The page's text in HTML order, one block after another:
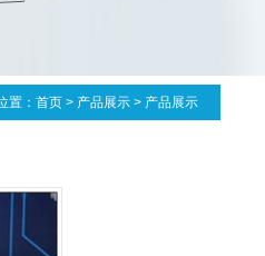
置： 首页 > 产品展示 > 产品展示